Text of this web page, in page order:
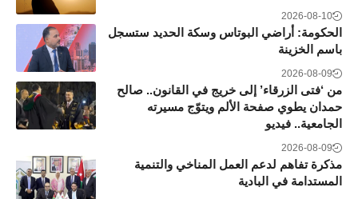
2026-08-10
الحكومة: أراضي البوتاس وسكة الحديد ستسجل
باسم الخزينة
2026-08-09
من ‘فتى الزرقاء’ إلى خريج في القانون.. صالح
حمدان يطوي صفحة الألم ويتوّج مسيرته
الجامعية.. فيديو
2026-08-09
مذكرة تفاهم لدعم العمل المناخي والتنمية
المستدامة في البادية